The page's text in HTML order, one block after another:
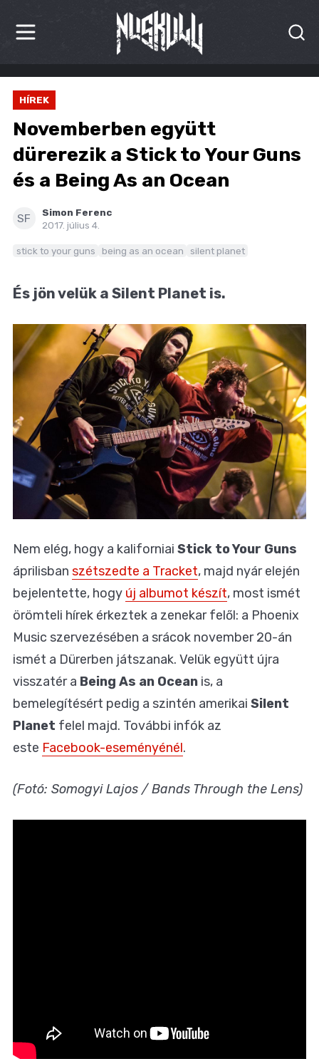
HÍREK
KRITIKÁK
BESZÁMOLÓK
INTERJÚK
PREMIEREK
HÍREK
Novemberben együtt
dürerezik a Stick to Your Guns
és a Being As an Ocean
SF
Simon Ferenc
2017. július 4.
stick to your guns being as an ocean silent planet
És jön velük a Silent Planet is.
Nem elég, hogy a kaliforniai Stick to Your Guns
áprilisban szétszedte a Tracket, majd nyár elején
bejelentette, hogy új albumot készít, most ismét
örömteli hírek érkeztek a zenekar felől: a Phoenix
Music szervezésében a srácok november 20-án
ismét a Dürerben játszanak. Velük együtt újra
visszatér a Being As an Ocean is, a
bemelegítésért pedig a szintén amerikai Silent
Planet felel majd. További infók az
este Facebook-eseményénél.
(Fotó: Somogyi Lajos / Bands Through the Lens)